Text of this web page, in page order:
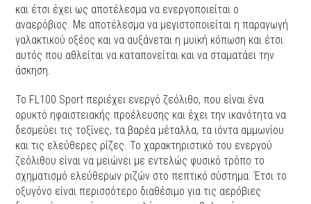
και έτσι έχει ως αποτέλεσμα να ενεργοποιείται ο
αναερόβιος. Με αποτέλεσμα να μεγιστοποιείται η παραγωγή
γαλακτικού οξέος και να αυξάνεται η μυϊκή κόπωση και έτσι
αυτός που αθλείται να καταπονείται και να σταματάει την
άσκηση.
Το FL100 Sport περιέχει ενεργό ζεόλιθο, που είναι ένα
ορυκτό ηφαιστειακής προέλευσης και έχει την ικανότητα να
δεσμεύει τις τοξίνες, τα βαρέα μέταλλα, τα ιόντα αμμωνίου
και τις ελεύθερες ρίζες. Το χαρακτηριστικό του ενεργού
ζεόλιθου είναι να μειώνει με εντελώς φυσικό τρόπο το
σχηματισμό ελεύθερων ριζών στο πεπτικό σύστημα. Έτσι το
οξυγόνο είναι περισσότερο διαθέσιμο για τις αερόβιες